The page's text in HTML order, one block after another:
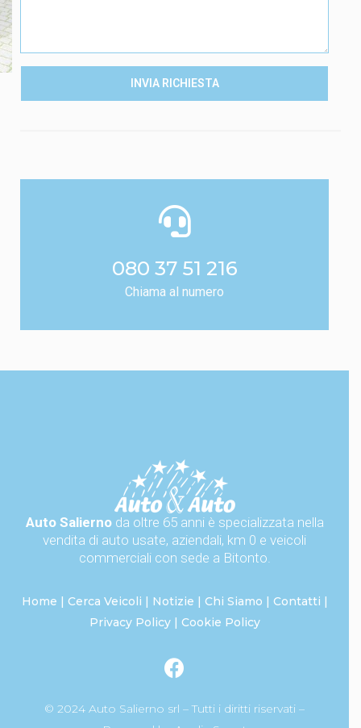
INVIA RICHIESTA
080 37 51 216
Chiama al numero
Auto Saliernoda oltre 65 anni è specializzata nella
vendita di auto usate, aziendali, km 0 e veicoli
commerciali con sede a Bitonto.
Home | Cerca Veicoli | Notizie | Chi Siamo | Contatti |
Privacy Policy| Cookie Policy
© 2024 Auto Salierno srl – Tutti i diritti riservati –